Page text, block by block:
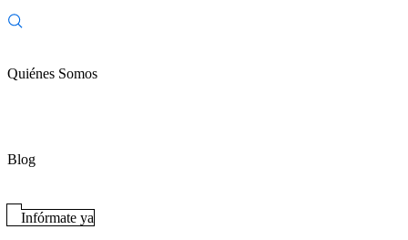
Quiénes Somos
Blog
Infórmate ya